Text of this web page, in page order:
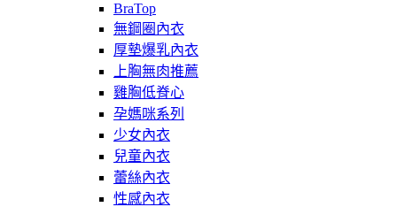
BraTop
無鋼圈內衣
厚墊爆乳內衣
上胸無肉推薦
雞胸低脊心
孕媽咪系列
少女內衣
兒童內衣
蕾絲內衣
性感內衣